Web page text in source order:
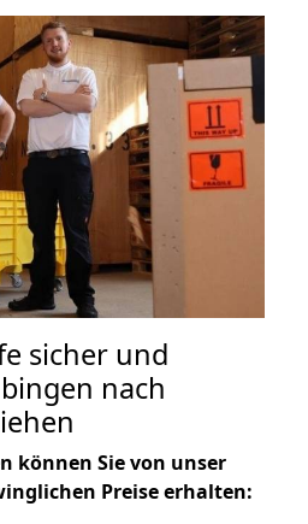
sicher und
nach
können Sie von unser
Preise erhalten: